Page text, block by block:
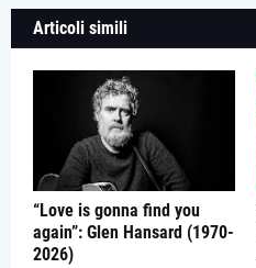
Articoli simili
“Love is gonna find you
again”: Glen Hansard (1970-
2026)